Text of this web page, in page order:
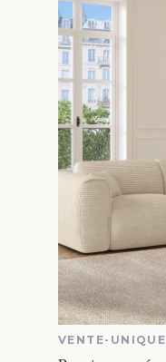
VENTE-UNIQUE